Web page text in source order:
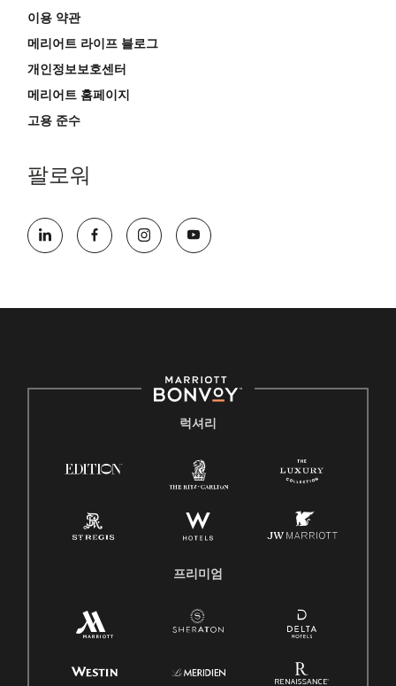
이용 약관
메리어트 라이프 블로그
개인정보보호센터
메리어트 홈페이지
고용 준수
팔로워
럭셔리
프리미엄